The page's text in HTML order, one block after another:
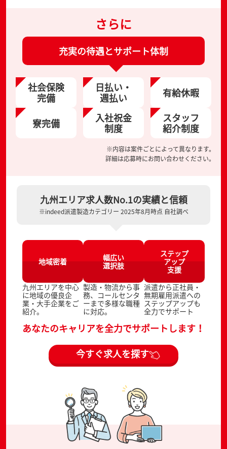
さらに
充実の待遇とサポート体制
社会保険
完備
日払い・
週払い 有給休暇
寮完備 入社祝金
制度
スタッフ
紹介制度
※内容は案件ごとによって異なります。
詳細は応募時にお問い合わせください。
九州エリア求人数No.1の実績と信頼
※indeed派遣製造カテゴリー 2025年8月時点 自社調べ
地域密着
九州エリアを中心
に地域の優良企
業・大手企業をご
紹介。
幅広い
選択肢
製造・物流から事
務、コールセンタ
ーまで多様な職種
に対応。
ステップ
アップ
支援
派遣から正社員・
無期雇用派遣への
ステップアップも
全力でサポート
あなたのキャリアを全力でサポートします！
今すぐ求人を探す